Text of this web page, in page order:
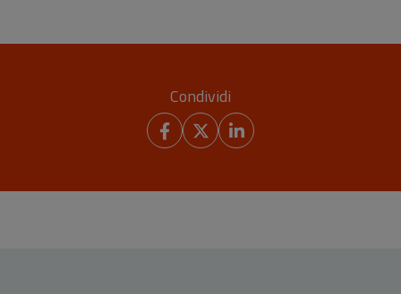
Condividi